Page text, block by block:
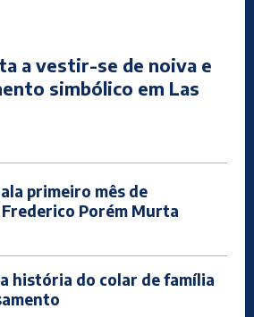
a vestir-se de noiva e
simbólico em Las
primeiro mês de
Porém Murta
história do colar de família